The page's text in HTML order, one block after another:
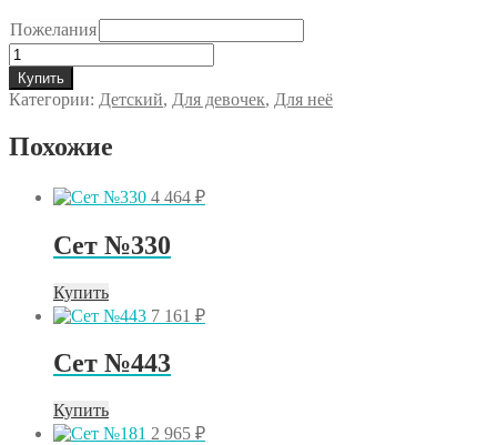
Пожелания
Количество
товара
Сет
№502
Купить
Категории: Детский, Для девочек, Для неё
Похожие
4 464 ₽
Сет №330
Купить
7 161 ₽
Сет №443
Купить
2 965 ₽